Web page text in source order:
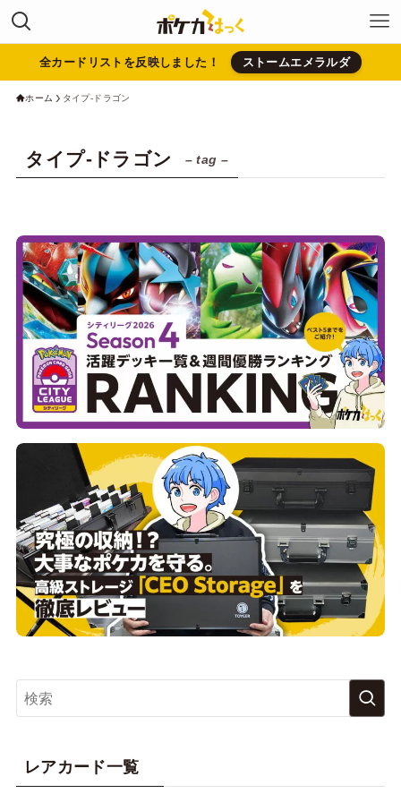
全カードリストを反映しました！ ストームエメラルダ
ホーム タイプ-ドラゴン
タイプ-ドラゴン – tag –
レアカード一覧